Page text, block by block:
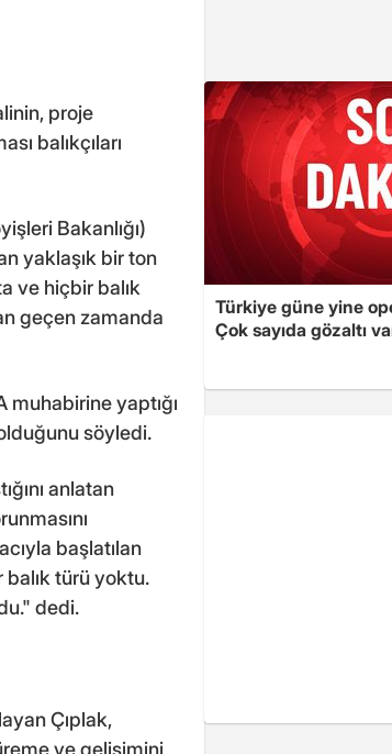
proje
balıkçıları
Bakanlığı)
yaklaşık bir ton
ve hiçbir balık
geçen zamanda
muhabirine yaptığı
söyledi.
anlatan
başlatılan
balık türü yoktu.
dedi.
Çıplak,
ve gelişimini
Türkiye güne yine
Çok sayıda gözaltı